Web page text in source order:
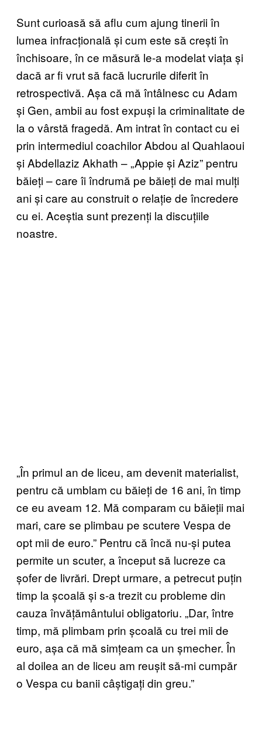
Sunt curioasă să aflu cum ajung tinerii în
lumea infracțională și cum este să crești în
închisoare, în ce măsură le-a modelat viața și
dacă ar fi vrut să facă lucrurile diferit în
retrospectivă. Așa că mă întâlnesc cu Adam
și Gen, ambii au fost expuși la criminalitate de
la o vârstă fragedă. Am intrat în contact cu ei
prin intermediul coachilor Abdou al Quahlaoui
și Abdellaziz Akhath – „Appie și Aziz” pentru
băieți – care îi îndrumă pe băieți de mai mulți
ani și care au construit o relație de încredere
cu ei. Aceștia sunt prezenți la discuțiile
noastre.
„În primul an de liceu, am devenit materialist,
pentru că umblam cu băieți de 16 ani, în timp
ce eu aveam 12. Mă comparam cu băieții mai
mari, care se plimbau pe scutere Vespa de
opt mii de euro.” Pentru că încă nu-și putea
permite un scuter, a început să lucreze ca
șofer de livrări. Drept urmare, a petrecut puțin
timp la școală și s-a trezit cu probleme din
cauza învățământului obligatoriu. „Dar, între
timp, mă plimbam prin școală cu trei mii de
euro, așa că mă simțeam ca un șmecher. În
al doilea an de liceu am reușit să-mi cumpăr
o Vespa cu banii câștigați din greu.”